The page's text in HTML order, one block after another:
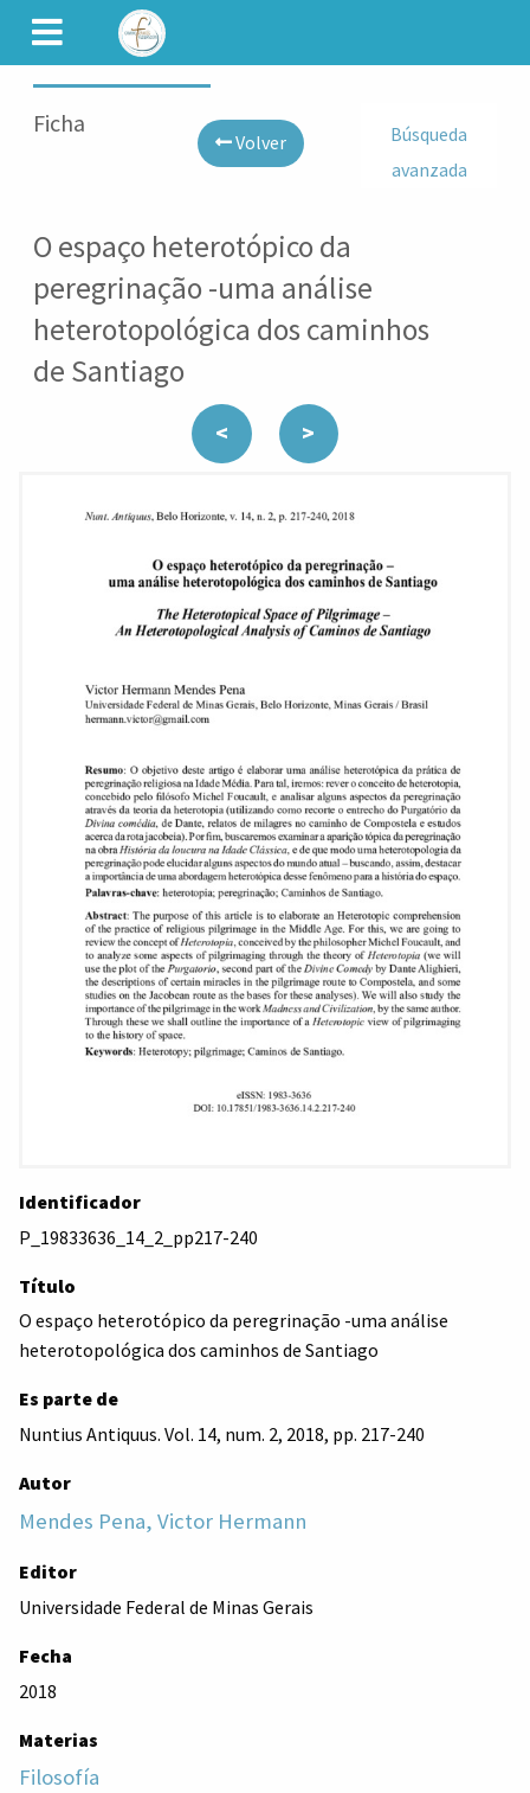
CAMINET
Ficha
Volver
Búsqueda
avanzada
O espaço heterotópico da
peregrinação -uma análise
heterotopológica dos caminhos
de Santiago
< >
Identificador
P_19833636_14_2_pp217-240
Título
O espaço heterotópico da peregrinação -uma análise
heterotopológica dos caminhos de Santiago
Es parte de
Nuntius Antiquus. Vol. 14, num. 2, 2018, pp. 217-240
Autor
Mendes Pena, Victor Hermann
Editor
Universidade Federal de Minas Gerais
Fecha
2018
Materias
Filosofía